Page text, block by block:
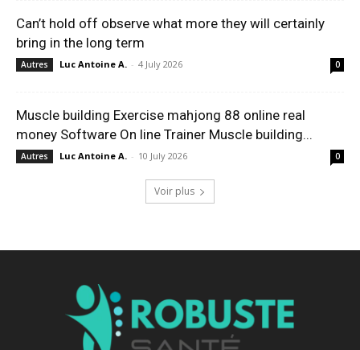
Can’t hold off observe what more they will certainly
bring in the long term
Autres Luc Antoine A. - 4 July 2026 0
Muscle building Exercise mahjong 88 online real
money Software On line Trainer Muscle building...
Autres Luc Antoine A. - 10 July 2026 0
Voir plus